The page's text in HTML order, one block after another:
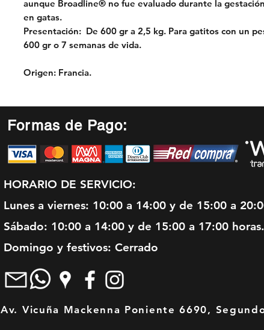
aunque Broadline® no fue evaluado durante la
en gatas.
Presentación: De 600 gr a 2,5 kg. Para gatitos con un
600 gr o 7 semanas de vida.
Origen: Francia.
Formas de Pago:
HORARIO DE SERVICIO:
Lunes a viernes: 10:00 a 14:00 y de 15:00 a
Sábado: 10:00 a 14:00 y de 15:00 a 17:00 horas.
Domingo y festivos: Cerrado
Av. Vicuña Mackenna Poniente 6690,